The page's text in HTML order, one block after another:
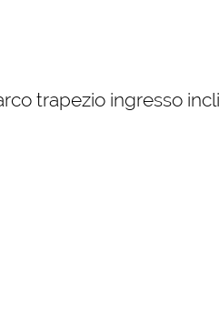
trapezio ingresso